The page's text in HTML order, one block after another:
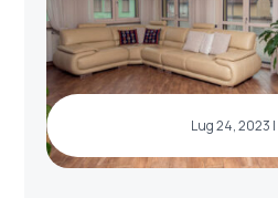
Lug 24, 2023 |